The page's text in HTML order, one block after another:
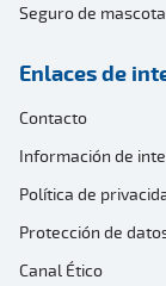
Seguro de
Enlaces de
Contacto
Información de
Política de
Protección de
Canal Ético